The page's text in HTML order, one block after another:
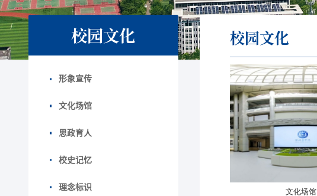
校园文化
形象宣传
文化场馆
思政育人
校史记忆
理念标识
校园文化
文化场馆